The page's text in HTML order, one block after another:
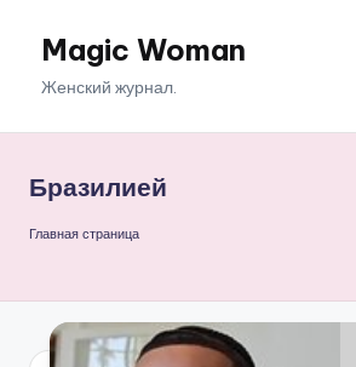
ПерейтиMagic Woman
Женский журнал.
Бразилией
Главная страница